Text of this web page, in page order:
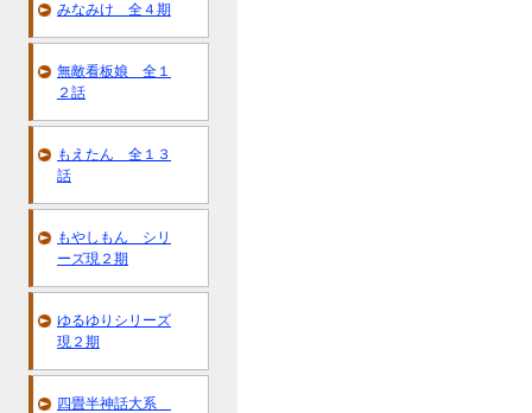
みなみけ 全４期
無敵看板娘 全１
２話
もえたん 全１３
話
もやしもん シリ
ーズ現２期
ゆるゆりシリーズ
現２期
四畳半神話大系